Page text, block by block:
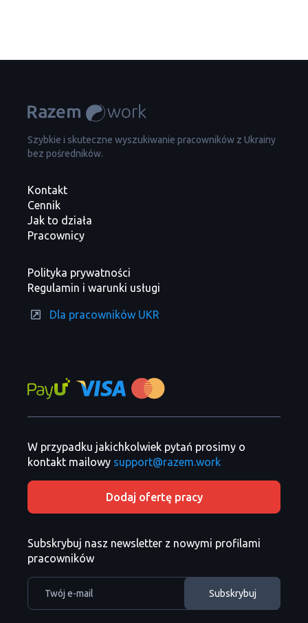
Szybkie i skuteczne wyszukiwanie pracowników z Ukrainy
bez pośredników.
Kontakt
Cennik
Jak to działa
Pracownicy
Polityka prywatności
Regulamin i warunki usługi
Dla pracowników UKR
W przypadku jakichkolwiek pytań prosimy o
kontakt mailowy support@razem.work
Dodaj ofertę pracy
Subskrybuj nasz newsletter z nowymi profilami
pracowników